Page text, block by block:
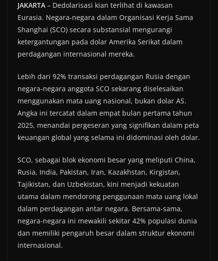
JAKARTA – Dedolarisasi kian terlihat di kawasan
Eurasia. Negara-negara dalam Organisasi Kerja Sama
Shanghai (SCO) secara substansial mengurangi
ketergantungan pada dolar Amerika Serikat dalam
perdagangan internasional mereka.
Lebih dari 92% transaksi perdagangan Rusia dengan
negara-negara anggota SCO sekarang diselesaikan
menggunakan mata uang nasional, bukan dolar AS.
Angka ini tercatat dalam empat bulan pertama tahun
2025, menandai pergeseran yang signifikan dalam peta
keuangan global yang selama ini didominasi oleh dolar.
SCO, sebagai blok ekonomi besar yang meliputi China,
Rusia, India, Pakistan, Iran, Kazakhstan, Kirgistan,
Tajikistan, dan Uzbekistan, kini menjadi kekuatan
utama dalam mendorong penggunaan mata uang lokal
dalam perdagangan antar negara. Bersama-sama,
negara-negara ini mewakili sekitar 42% populasi dunia
dan memiliki pengaruh besar dalam struktur ekonomi
internasional.